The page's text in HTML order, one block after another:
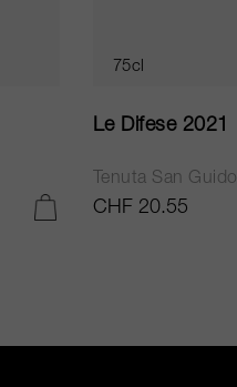
75cl
Le Difese 2021
Tenuta San Guido
CHF 20.55